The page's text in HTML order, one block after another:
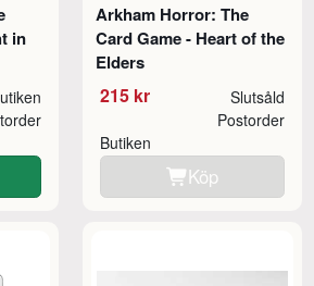
in
Arkham Horror: The
Card Game - Heart of the
Elders
215 kr Slutsåld
Butiken
Postorder
Köp